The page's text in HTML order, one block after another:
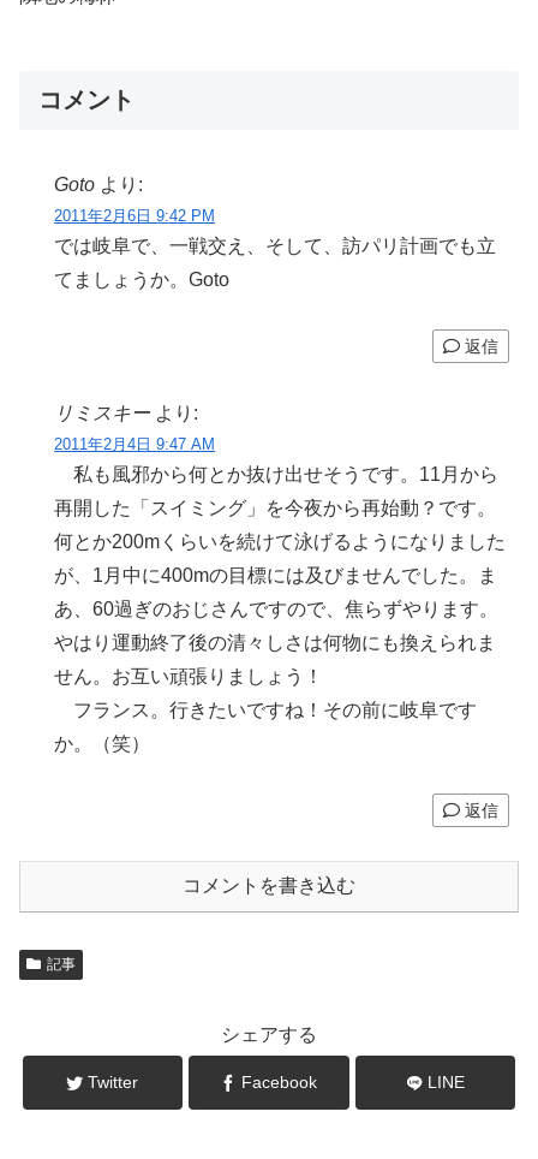
コメント
Goto より:
2011年2月6日 9:42 PM
では岐阜で、一戦交え、そして、訪パリ計画でも立
てましょうか。Goto
返信
リミスキー より:
2011年2月4日 9:47 AM
私も風邪から何とか抜け出せそうです。11月から
再開した「スイミング」を今夜から再始動？です。
何とか200mくらいを続けて泳げるようになりました
が、1月中に400mの目標には及びませんでした。ま
あ、60過ぎのおじさんですので、焦らずやります。
やはり運動終了後の清々しさは何物にも換えられま
せん。お互い頑張りましょう！
フランス。行きたいですね！その前に岐阜です
か。（笑）
返信
コメントを書き込む
記事
シェアする
Twitter Facebook LINE